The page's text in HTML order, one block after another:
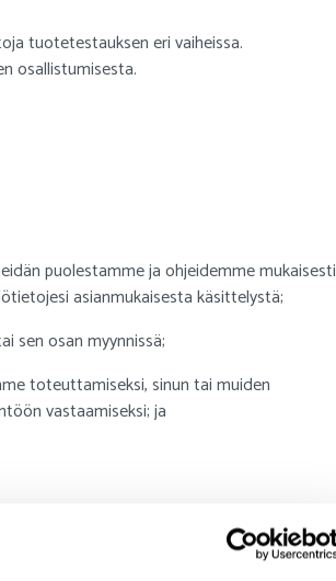
tuotetestauksen eri vaiheissa.
osallistumisesta.
puolestamme ja ohjeidemme mukaisesti
asianmukaisesta käsittelystä;
sen osan myynnissä;
toteuttamiseksi, sinun tai muiden
vastaamiseksi; ja